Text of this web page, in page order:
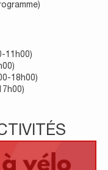
11h00)
18h00)